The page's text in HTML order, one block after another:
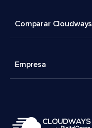
Comparar Cloudways
Empresa